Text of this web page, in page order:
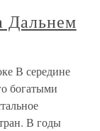
Дальнем
В середине
богатыми
В годы